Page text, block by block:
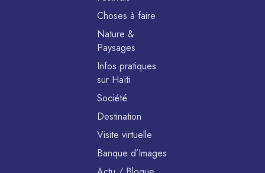
Choses à faire
Nature &
Paysages
Infos pratiques
sur Haïti
Société
Destination
Visite virtuelle
Banque d’Images